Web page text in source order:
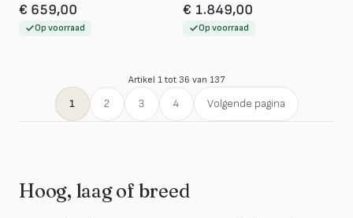
€ 659,00
Op voorraad
€ 1.849,00
Op voorraad
Artikel 1 tot 36 van 137
1 2 3 4 Volgende pagina
Hoog, laag of breed